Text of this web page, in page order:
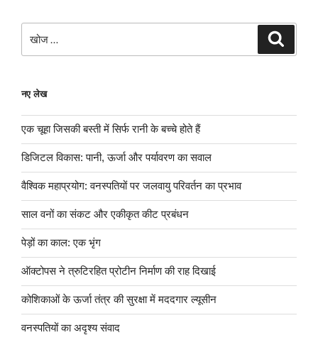
नए लेख
एक चूहा जिसकी बस्ती में सिर्फ रानी के बच्चे होते हैं
डिजिटल विकास: पानी, ऊर्जा और पर्यावरण का सवाल
वैश्विक महाप्रयोग: वनस्पतियों पर जलवायु परिवर्तन का प्रभाव
साल वनों का संकट और एकीकृत कीट प्रबंधन
पेड़ों का काल: एक भृंग
ऑक्टोपस ने त्रुटिरहित प्रोटीन निर्माण की राह दिखाई
कोशिकाओं के ऊर्जा तंत्र की सुरक्षा में मददगार ल्यूसीन
वनस्पतियों का अदृश्य संवाद